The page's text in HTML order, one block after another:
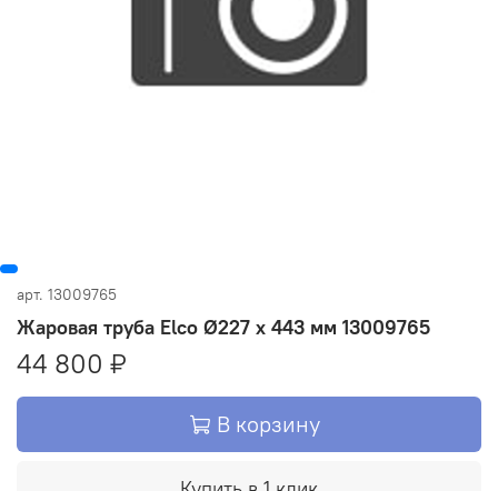
арт. 13009765
Жаровая труба Elco Ø227 x 443 мм 13009765
44 800 ₽
В корзину